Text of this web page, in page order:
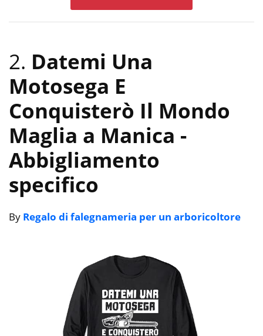
2. Datemi Una
Motosega E
Conquisterò Il Mondo
Maglia a Manica -
Abbigliamento
specifico
By Regalo di falegnameria per un arboricoltore